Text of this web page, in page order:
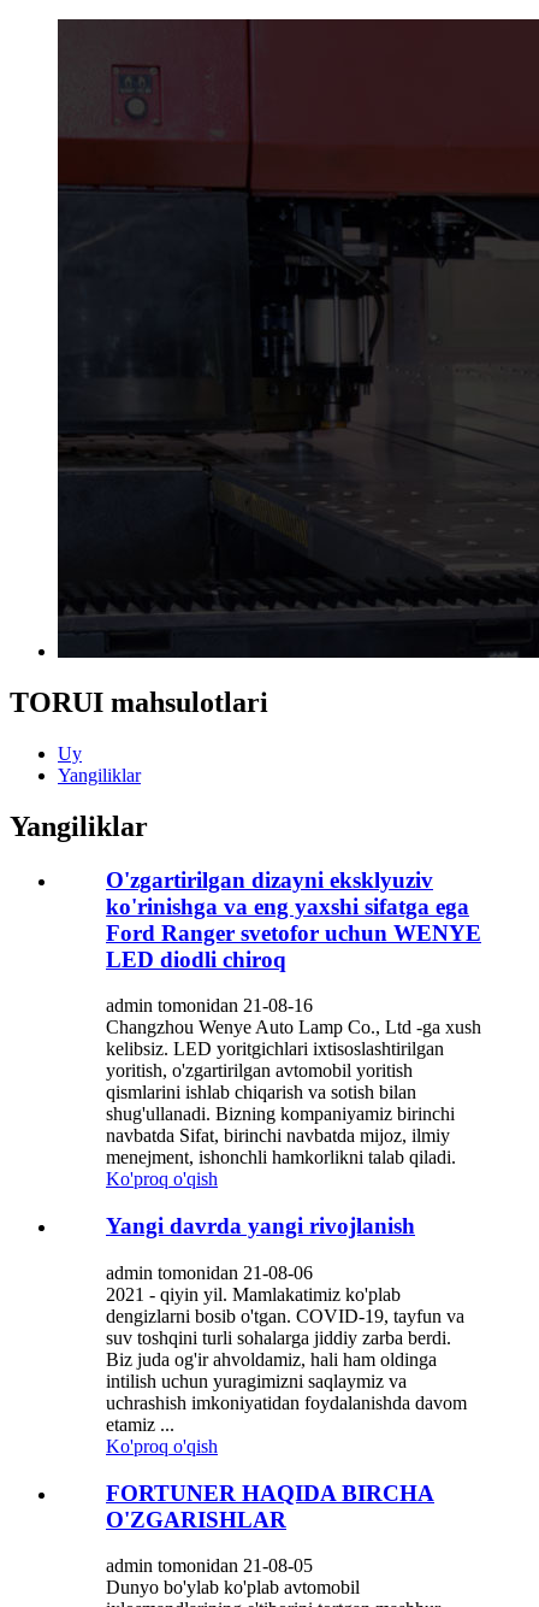
TORUI mahsulotlari
Uy
Yangiliklar
Yangiliklar
O'zgartirilgan dizayni eksklyuziv
ko'rinishga va eng yaxshi sifatga ega
Ford Ranger svetofor uchun WENYE
LED diodli chiroq
admin tomonidan 21-08-16
Changzhou Wenye Auto Lamp Co., Ltd -ga xush
kelibsiz. LED yoritgichlari ixtisoslashtirilgan
yoritish, o'zgartirilgan avtomobil yoritish
qismlarini ishlab chiqarish va sotish bilan
shug'ullanadi. Bizning kompaniyamiz birinchi
navbatda Sifat, birinchi navbatda mijoz, ilmiy
menejment, ishonchli hamkorlikni talab qiladi.
Ko'proq o'qish
Yangi davrda yangi rivojlanish
admin tomonidan 21-08-06
2021 - qiyin yil. Mamlakatimiz ko'plab
dengizlarni bosib o'tgan. COVID-19, tayfun va
suv toshqini turli sohalarga jiddiy zarba berdi.
Biz juda og'ir ahvoldamiz, hali ham oldinga
intilish uchun yuragimizni saqlaymiz va
uchrashish imkoniyatidan foydalanishda davom
etamiz ...
Ko'proq o'qish
FORTUNER HAQIDA BIRCHA
O'ZGARISHLAR
admin tomonidan 21-08-05
Dunyo bo'ylab ko'plab avtomobil